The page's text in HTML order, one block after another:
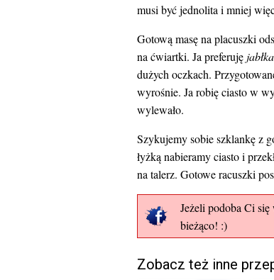
musi być jednolita i mniej
Gotową masę na placuszki
na ćwiartki. Ja preferuję jabłka
dużych oczkach.
wyrośnie. Ja robię ciasto w
wylewało.
Szykujemy sobie szklankę z
łyżką nabieramy ciasto i
na talerz. Gotowe racuszki
Jeżeli podoba Ci się
bieżąco! :)
Zobacz też inne